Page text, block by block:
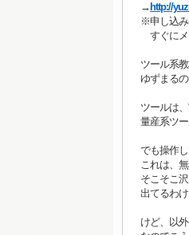
→ http://
※申し込み
すぐにメ
ツール系教
ゆずまるの
ツールは、
量産系ツー
でも操作し
これは、無
そこそこ
出てるわけ
けど、以外